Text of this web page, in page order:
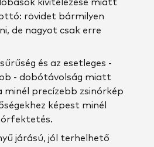
kivitelezése miatt
rövidet bármilyen
de nagyot csak erre
és az esetleges -
- dobótávolság miatt
minél precízebb zsinórkép
képest minél
járású, jól terhelhető